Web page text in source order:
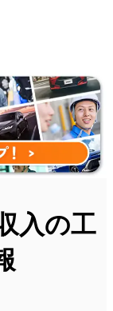
入の工